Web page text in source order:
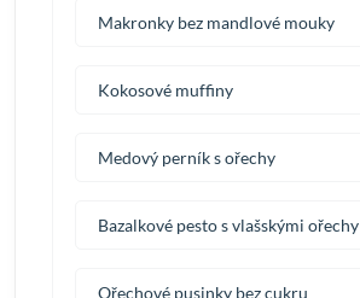
Makronky bez mandlové mouky
Kokosové muffiny
Medový perník s ořechy
Bazalkové pesto s vlašskými ořechy
Ořechové pusinky bez cukru